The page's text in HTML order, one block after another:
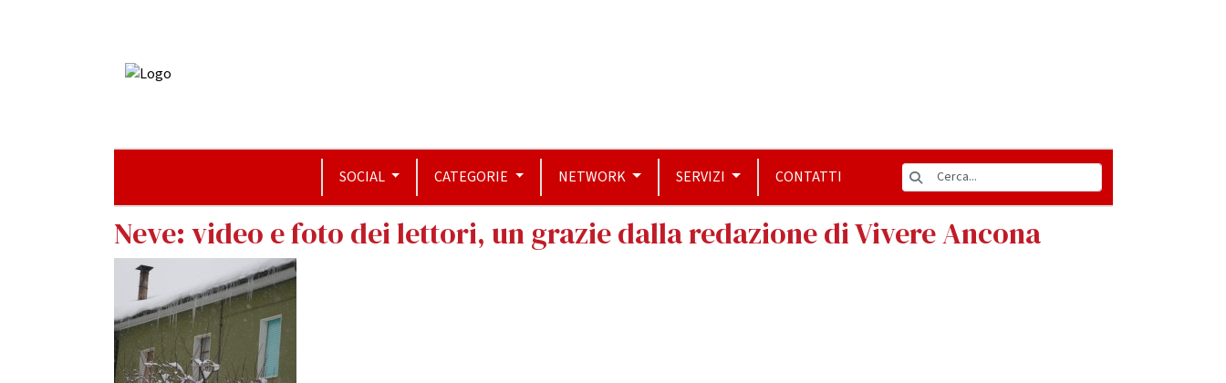
SOCIAL CATEGORIE NETWORK SERVIZI CONTATTI
Neve: video e foto dei lettori, un grazie dalla redazione di Vivere Ancona